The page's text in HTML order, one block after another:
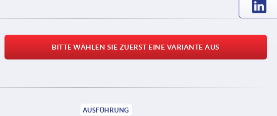
BITTE WÄHLEN SIE ZUERST EINE VARIANTE AUS
AUSFÜHRUNG